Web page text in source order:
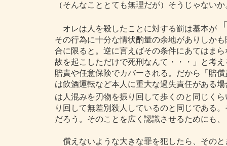
（そんなこととても無理だが）そうじゃないか
オレは人を殺したことに対する罰は基本が
その行為に十分な情状酌量の余地がありしか
合に限ると。逆に言えばその条件にあてはま
故を起こしただけで死刑なんて・・・」と考
賠責や任意保険でカバーされる。だから「賠
は飲酒運転など本人に重大な過失責任がある
は人混みを刃物を振り回して歩くのと同じく
り回して無差別殺人しているのと同じである
だろう。そのことを広く認識させるためにも
償えないような大きな罪を犯したら、その